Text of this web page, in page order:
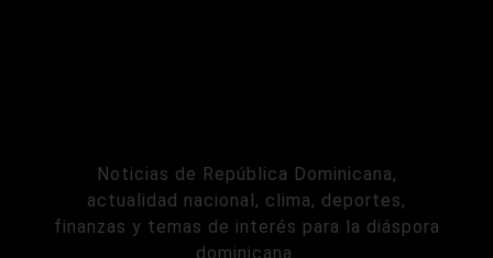
Noticias de República Dominicana,
actualidad nacional, clima, deportes,
finanzas y temas de interés para la diáspora
dominicana.